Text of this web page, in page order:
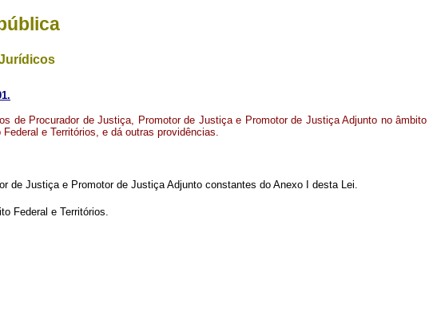
de Procurador de Justiça, Promotor de Justiça e Promotor de Justiça Adjunto no âmbito
e Territórios, e dá outras providências.
de Justiça e Promotor de Justiça Adjunto constantes do Anexo I desta Lei.
Federal e Territórios.